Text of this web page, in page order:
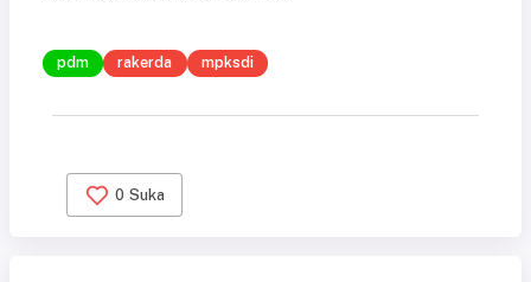
pdm rakerda mpksdi
0 Suka